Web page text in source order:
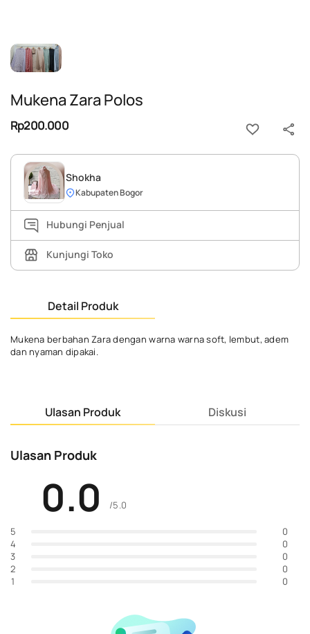
Mukena Zara Polos
Rp200.000
Shokha
Kabupaten Bogor
Hubungi Penjual
Kunjungi Toko
Detail Produk
Mukena berbahan Zara dengan warna warna soft, lembut, adem
dan nyaman dipakai.
Ulasan Produk Diskusi
Ulasan Produk
0.0 /5.0
5
0
4
0
3
0
2
0
1
0